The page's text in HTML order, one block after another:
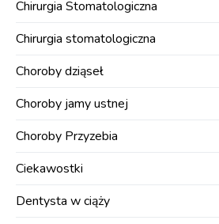
Chirurgia Stomatologiczna
Chirurgia stomatologiczna
Choroby dziąseł
Choroby jamy ustnej
Choroby Przyzebia
Ciekawostki
Dentysta w ciąży